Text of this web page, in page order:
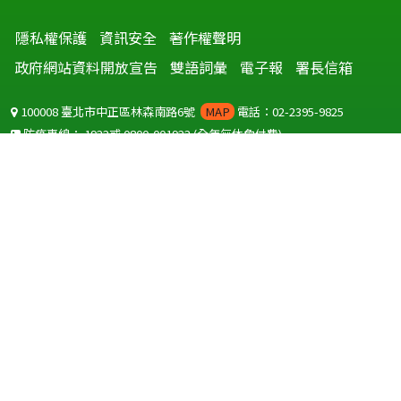
隱私權保護 資訊安全 著作權聲明
政府網站資料開放宣告
雙語詞彙 電子報 署長信箱
100008 臺北市中正區林森南路6號 MAP 電話：02-2395-9825
防疫專線：1922或0800-001922(全年無休免付費)